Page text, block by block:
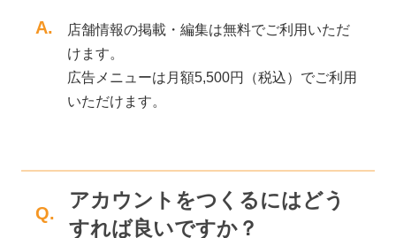
A.
店舗情報の掲載・編集は無料でご利用いただ
けます。
広告メニューは月額5,500円（税込）でご利用
いただけます。
Q.
アカウントをつくるにはどう
すれば良いですか？